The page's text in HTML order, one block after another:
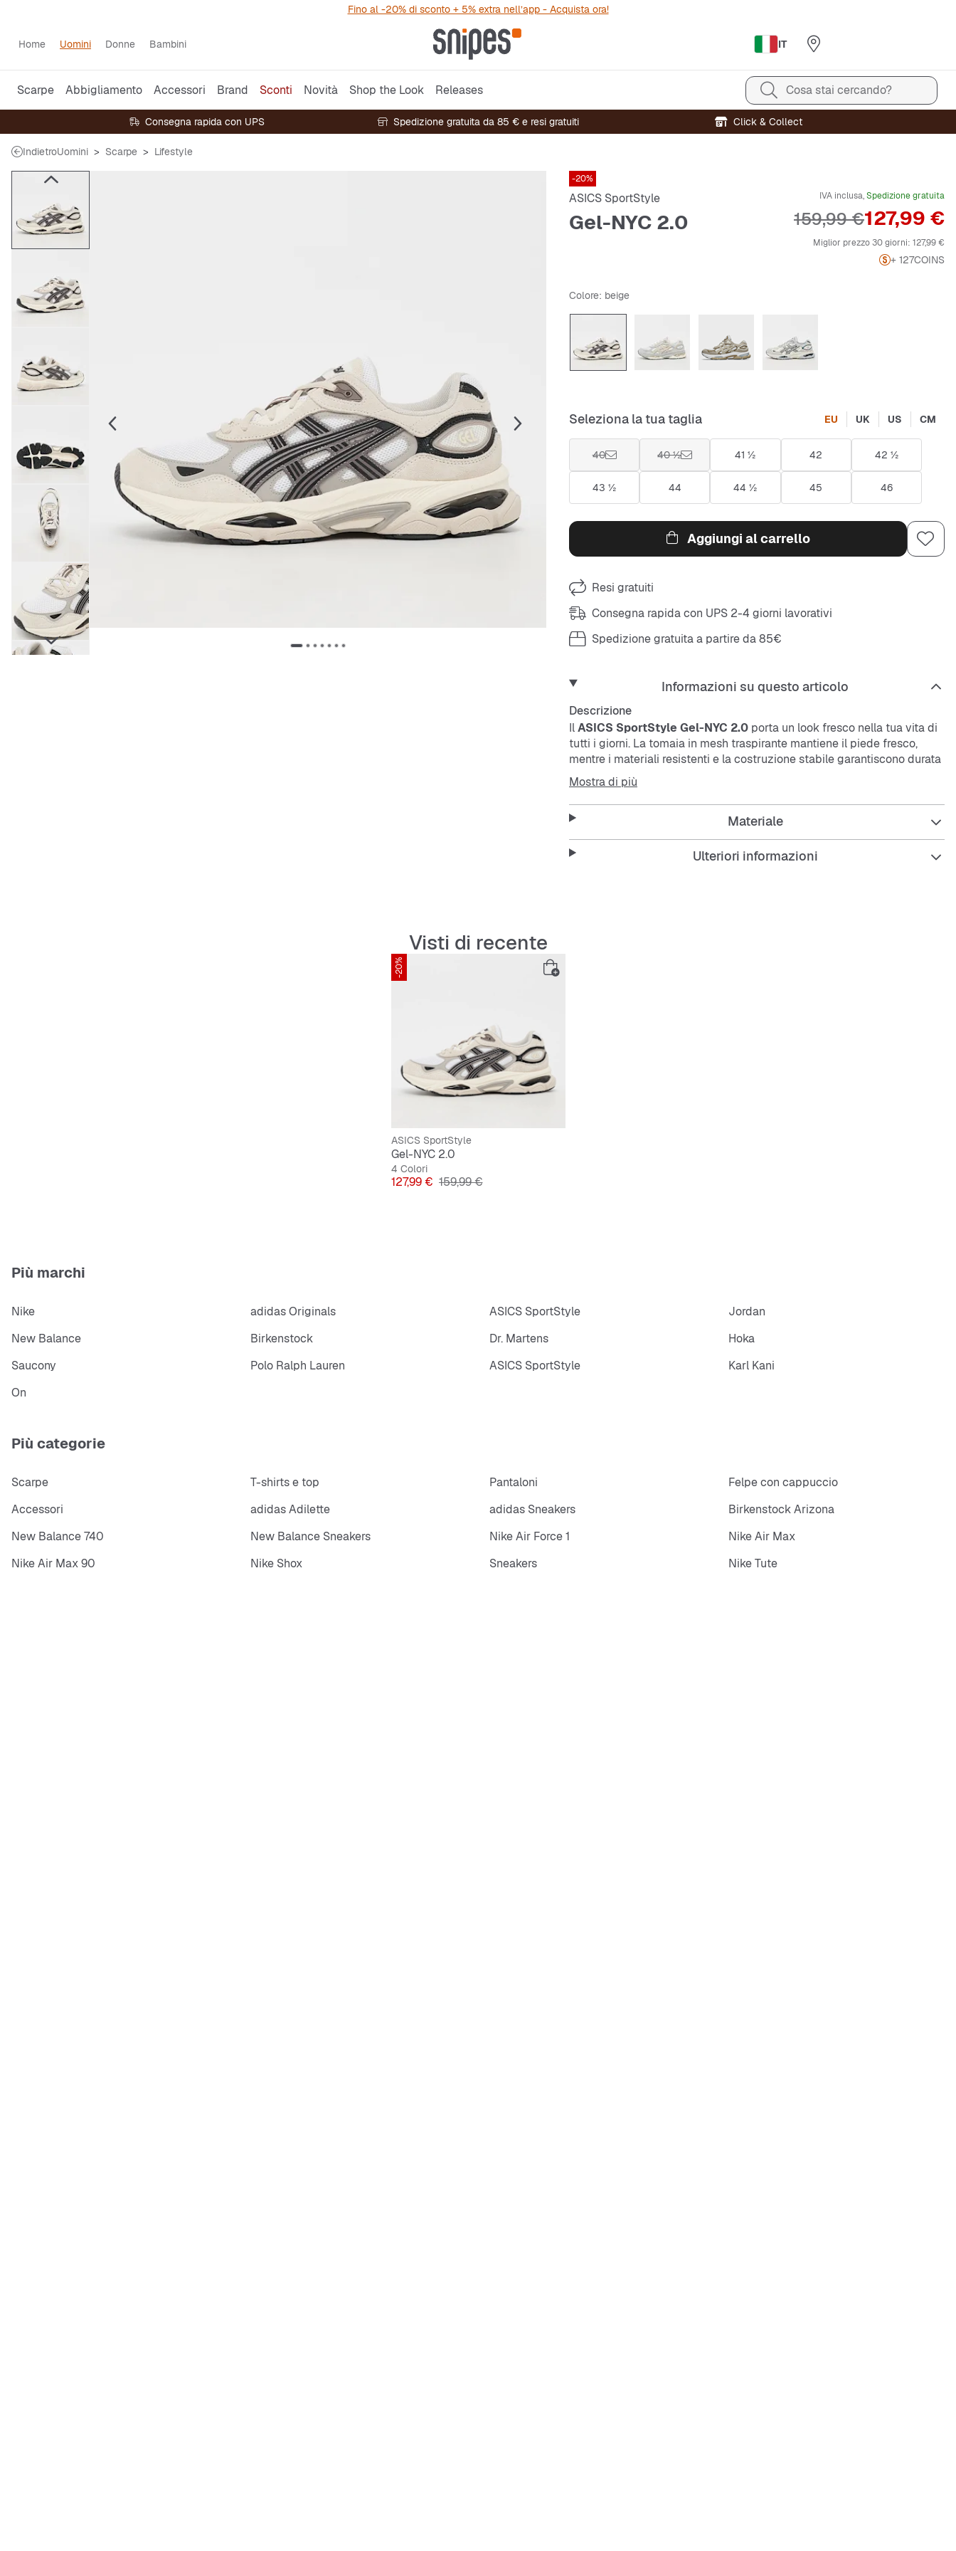
Fino al -20% di sconto + 5% extra nell’app - Acquista ora!
Home Uomini Donne Bambini IT
Scarpe Abbigliamento Accessori Brand Sconti Novità Shop the Look Releases Cosa stai cercando?
Consegna rapida con UPS Spedizione gratuita da 85 € e resi gratuiti Click & Collect
IndietroUomini Scarpe Lifestyle
-20%
ASICS SportStyle
Gel-NYC 2.0
IVA inclusa,Spedizione gratuita
Prezzo
127,99 €
Prezzo originale
159,99 €
Miglior prezzo 30 giorni: 127,99 €
+ 127COINS
Colore: beige
Seleziona la tua taglia EU UK US CM
40 40 ½ 41 ½ 42 42 ½
43 ½ 44 44 ½ 45 46
Aggiungi al carrello
Resi gratuiti
Consegna rapida con UPS 2-4 giorni lavorativi
Spedizione gratuita a partire da 85€
Informazioni su questo articolo
Descrizione
IlASICS SportStyle Gel-NYC 2.0 porta un look fresco nella tua vita di
tutti i giorni. La tomaia in mesh traspirante mantiene il piede fresco,
mentre i materiali resistenti e la costruzione stabile garantiscono durata
e supporto sicuro.
Caratteristiche:
Mostra di più
Materiale
Ulteriori informazioni
Visti di recente
-20%
ASICS SportStyle
Gel-NYC 2.0
4 Colori
Prezzo
127,99 € Prezzo originale
159,99 €
Più marchi
Nike adidas Originals ASICS SportStyle
Jordan
New Balance
Birkenstock Dr. Martens
Hoka
Saucony
Polo Ralph Lauren ASICS SportStyle
Karl Kani
On
Più categorie
Scarpe T-shirts e top Pantaloni
Felpe con cappuccio
Accessori
adidas Adilette adidas Sneakers
Birkenstock Arizona
New Balance 740
New Balance Sneakers Nike Air Force 1
Nike Air Max
Nike Air Max 90
Nike Shox Sneakers Nike Tute